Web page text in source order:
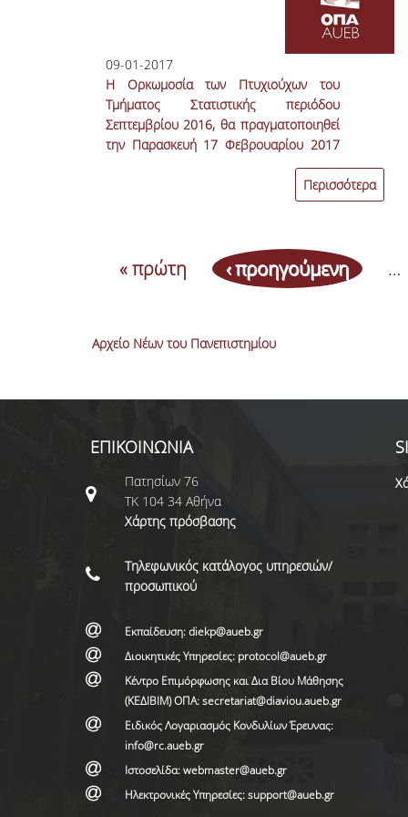
09-01-2017
Η Ορκωμοσία των Πτυχιούχων του
Τμήματος Στατιστικής περιόδου
Σεπτεμβρίου 2016, θα πραγματοποιηθεί
την Παρασκευή 17 Φεβρουαρίου 2017
και ώρα 10:00, στο Αμφιθέατρο 1ου
ορόφου της πτέρυγας Αντωνιάδου τουΠερισσότερα
« πρώτη ‹ προηγούμενη …
Αρχείο Νέων του Πανεπιστημίου
ΕΠΙΚΟΙΝΩΝΙΑ
Πατησίων 76
ΤΚ 104 34 Αθήνα
Χάρτης πρόσβασης
Τηλεφωνικός κατάλογος υπηρεσιών/
προσωπικού
Εκπαίδευση: diekp@aueb.gr
Διοικητικές Υπηρεσίες: protocol@aueb.gr
Κέντρο Επιμόρφωσης και Δια Βίου Μάθησης
(ΚΕΔΙΒΙΜ) ΟΠΑ: secretariat@diaviou.aueb.gr
Ειδικός Λογαριασμός Κονδυλίων Έρευνας:
info@rc.aueb.gr
Ιστοσελίδα: webmaster@aueb.gr
Ηλεκτρονικές Υπηρεσίες: support@aueb.gr